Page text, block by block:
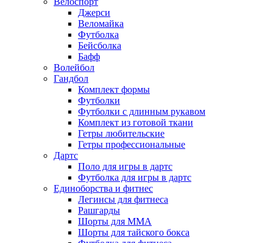
Джерси
Веломайка
Футболка
Бейсболка
Бафф
Волейбол
Гандбол
Комплект формы
Футболки
Футболки с длинным рукавом
Комплект из готовой ткани
Гетры любительские
Гетры профессиональные
Дартс
Поло для игры в дартс
Футболка для игры в дартс
Единоборства и фитнес
Легинсы для фитнеса
Рашгарды
Шорты для MMA
Шорты для тайского бокса